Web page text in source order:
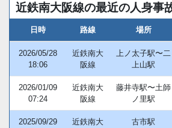
近鉄南大阪線の最近の人身事
日時 路線 場所
2026/05/28
18:06
近鉄南大
阪線
上ノ太子駅〜二
上山駅
2026/01/09
07:24
近鉄南大
阪線
藤井寺駅〜土師
ノ里駅
2025/09/29
近鉄南大
古市駅